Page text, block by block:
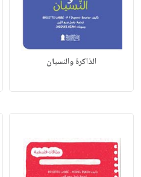
الذاكرة والنسيان